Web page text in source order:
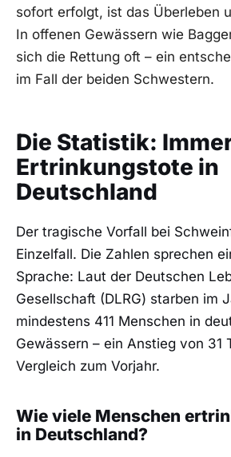
sofort erfolgt, ist das Überleben
In offenen Gewässern wie
sich die Rettung oft – ein
im Fall der beiden Schwestern.
Die Statistik:
Ertrinkungstote in
Deutschland
Der tragische Vorfall bei
Einzelfall. Die Zahlen sprechen
Sprache: Laut der Deutschen
Gesellschaft (DLRG) starben im
mindestens 411 Menschen in
Gewässern – ein Anstieg von 31
Vergleich zum Vorjahr.
Wie viele Menschen
in Deutschland?